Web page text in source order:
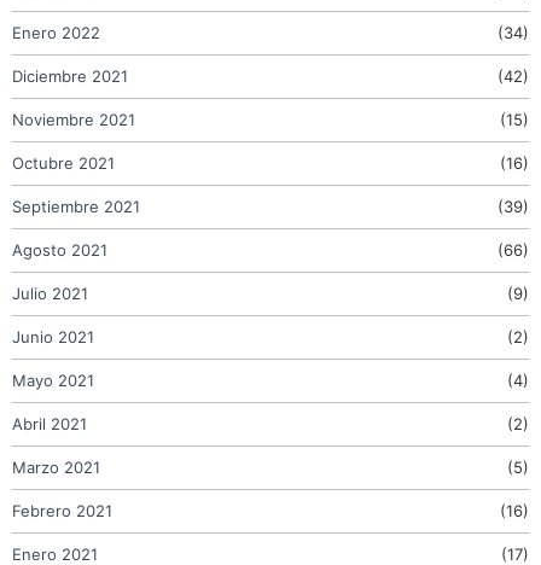
Enero 2022 (34)
Diciembre 2021 (42)
Noviembre 2021 (15)
Octubre 2021 (16)
Septiembre 2021 (39)
Agosto 2021 (66)
Julio 2021 (9)
Junio 2021 (2)
Mayo 2021 (4)
Abril 2021 (2)
Marzo 2021 (5)
Febrero 2021 (16)
Enero 2021 (17)